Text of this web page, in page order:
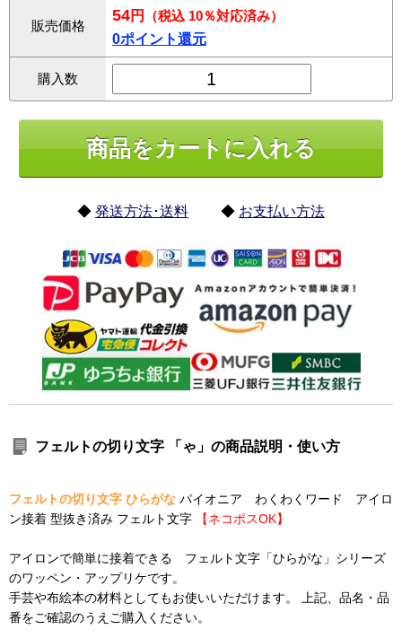
販売価格
54円
（税込 10％対応済み）
0ポイント還元
購入数
◆ 発送方法･送料 ◆ お支払い方法
フェルトの切り文字 「ゃ」の商品説明・使い方
フェルトの切り文字 ひらがな パイオニア わくわくワード アイロ
ン接着 型抜き済み フェルト文字
【ネコポスOK】
アイロンで簡単に接着できる フェルト文字「ひらがな」シリーズ
のワッペン・アップリケです。
手芸や布絵本の材料としてもお使いいただけます。 上記、品名・品
番をご確認のうえご購入ください。